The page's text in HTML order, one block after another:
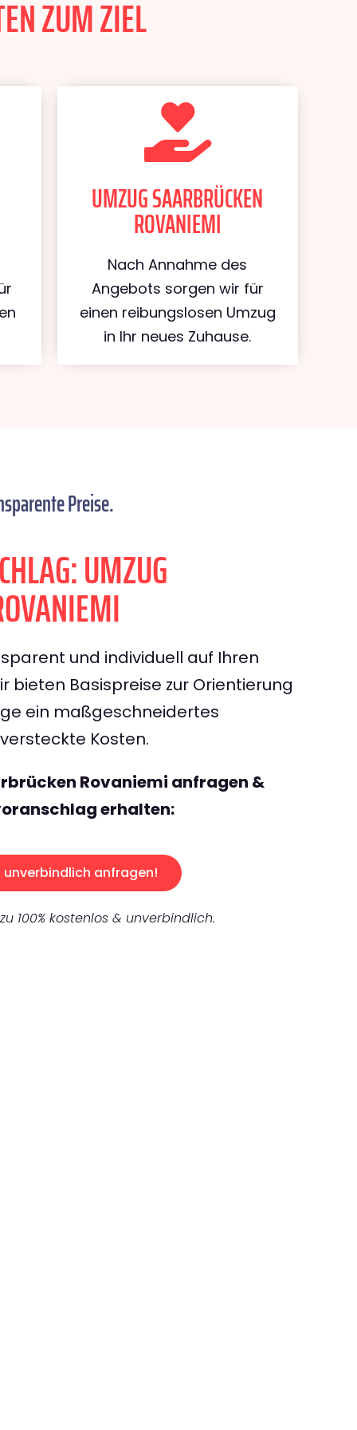
ZUM ZIEL
UMZUG SAARBRÜCKEN
ROVANIEMI
Nach Annahme des
Angebots sorgen wir für
einen reibungslosen Umzug
in Ihr neues Zuhause.
Preise.
UMZUG
und individuell auf Ihren
bieten Basispreise zur Orientierung
ein maßgeschneidertes
Kosten.
Rovaniemi anfragen &
erhalten:
unverbindlich anfragen!
100% kostenlos & unverbindlich.